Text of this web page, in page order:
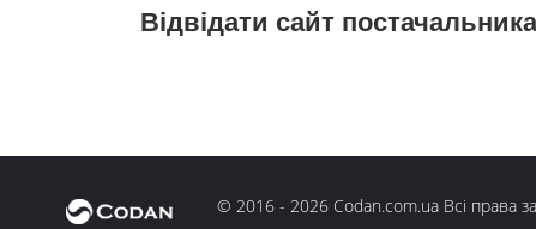
Відвідати сайт постачальника
© 2016 - 2026 Codan.com.ua Всі права